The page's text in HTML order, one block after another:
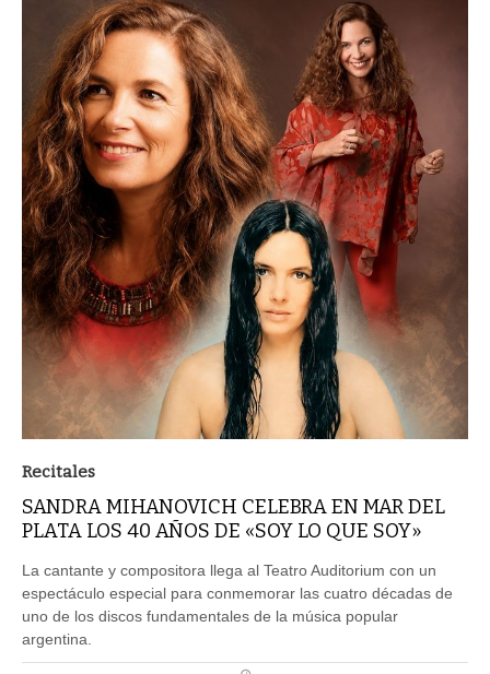
Recitales
SANDRA MIHANOVICH CELEBRA EN MAR DEL
PLATA LOS 40 AÑOS DE «SOY LO QUE SOY»
La cantante y compositora llega al Teatro Auditorium con un
espectáculo especial para conmemorar las cuatro décadas de
uno de los discos fundamentales de la música popular
argentina.